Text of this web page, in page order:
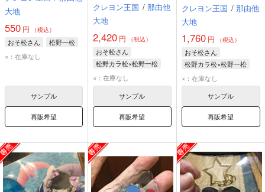
大地
550 円 （税込）
おそ松さん
松野一松
×：在庫なし
サンプル
再販希望
クレヨン王国 / 那由他
大地
2,420 円 （税込）
おそ松さん
松野カラ松×松野一松
松野カラ松
×：在庫なし
サンプル
再販希望
クレヨン王国 / 那由他
大地
1,760円 （税込）
おそ松さん
松野カラ松×松野一松
松野カラ松
×：在庫なし
サンプル
再販希望